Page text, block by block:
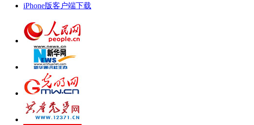
iPhone版客户端下载